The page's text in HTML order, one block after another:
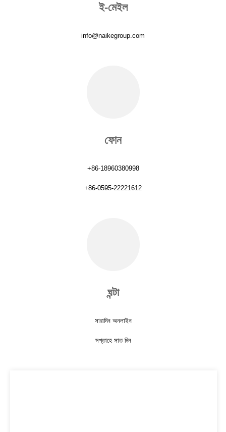
ই-মেইল
info@naikegroup.com
ফোন
+86-18960380998
+86-0595-22221612
ঘন্টা
সারাদিন অনলাইন
সপ্তাহে সাত দিন